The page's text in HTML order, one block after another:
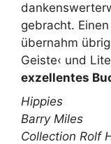
gebracht.
übernahm
Geiste‹ und
exzellentes
Hippies
Barry Miles
Collection Rolf